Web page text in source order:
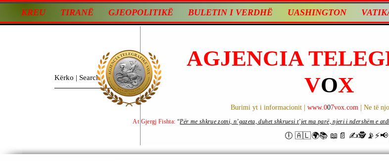
KREU TIRANË GJEOPOLITIKË BULETIN I VERDHË UASHINGTON
AGJENCIA
VOX
Burimi yt i informacionit | www.007vox.com | Ne të
🕕 🇦🇱🌍📚 📖📄 ✍🕵️📡⚡️📢
At Gjergj Fishta: “Për me shkrue zotni, n’gazeta, duhet shkruesi t’jet ma parë, njeri i ndershëm e